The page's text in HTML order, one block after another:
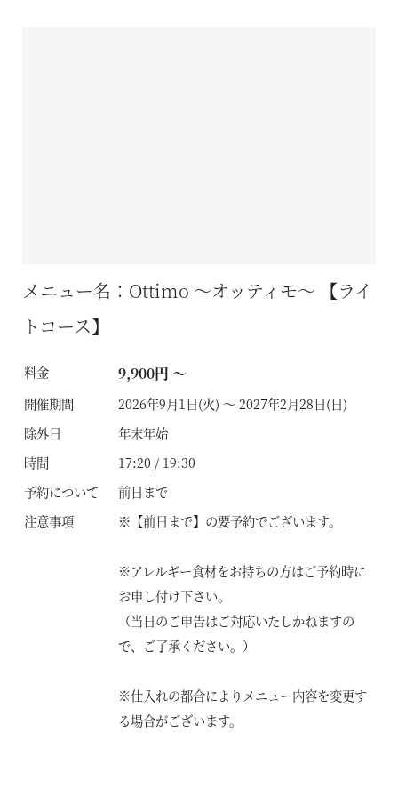
メニュー名：Ottimo ～オッティモ～ 【ライ
トコース】
料金 9,900円 ～
開催期間
2026年9月1日(火) ～ 2027年2月28日(日)
除外日
年末年始
時間
17:20 / 19:30
予約について
前日まで
注意事項
※【前日まで】の要予約でございます。
※アレルギー食材をお持ちの方はご予約時に
お申し付け下さい。
（当日のご申告はご対応いたしかねますの
で、ご了承ください。）
※仕入れの都合によりメニュー内容を変更す
る場合がございます。